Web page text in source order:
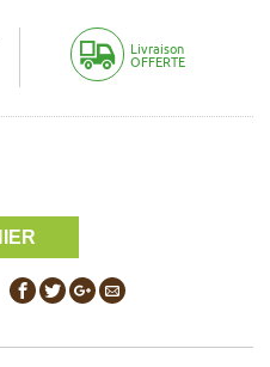
Livraison
OFFERTE